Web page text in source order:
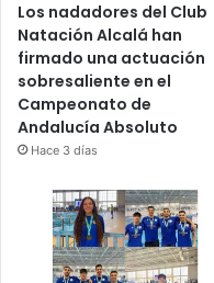
Los nadadores del Club
Natación Alcalá han
firmado una actuación
sobresaliente en el
Campeonato de
Andalucía Absoluto
Hace 3 días